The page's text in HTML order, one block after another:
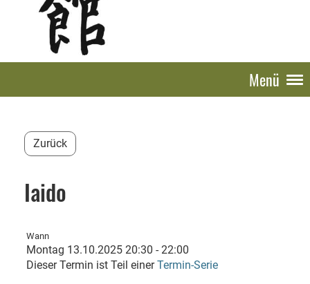
Menü
Zurück
Iaido
Wann
Montag 13.10.2025 20:30 - 22:00
Dieser Termin ist Teil einerTermin-Serie